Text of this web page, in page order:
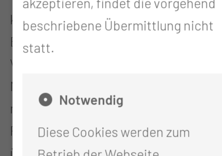
kurzen Abständen unabdingbar ist
Besonders wichtig ist uns die
Verbindung von modernster
Medizintechnik mit der
menschlichen Zuwendung unserer
Pflegekräfte. Unser Team
übernimmt mit Engagement und
beschriebene Übermittlung nicht
statt.
Notwendig
Diese Cookies werden zum